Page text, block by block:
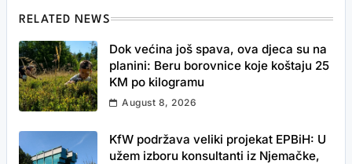
RELATED NEWS
Dok većina još spava, ova djeca su na
planini: Beru borovnice koje koštaju 25
KM po kilogramu
August 8, 2026
KfW podržava veliki projekat EPBiH: U
užem izboru konsultanti iz Njemačke,